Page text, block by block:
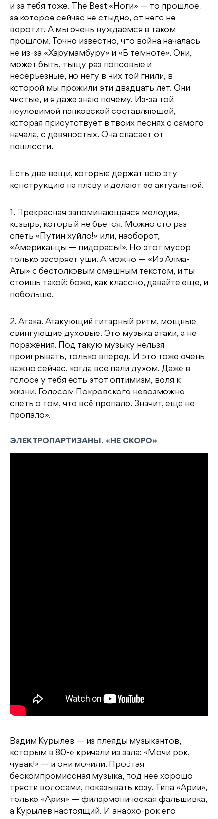
и за тебя тоже. The Best «Ноги» — то прошлое,
за которое сейчас не стыдно, от него не
воротит. А мы очень нуждаемся в таком
прошлом. Точно известно, что война началась
не из-за «Харумамбуру» и «В темноте». Они,
может быть, тыщу раз попсовые и
несерьезные, но нету в них той гнили, в
которой мы прожили эти двадцать лет. Они
чистые, и я даже знаю почему. Из-за той
неуловимой панковской составляющей,
которая присутствует в твоих песнях с самого
начала, с девяностых. Она спасает от
пошлости.
Есть две вещи, которые держат всю эту
конструкцию на плаву и делают ее актуальной.
1. Прекрасная запоминающаяся мелодия,
козырь, который не бьется. Можно сто раз
спеть «Путин хуйло!» или, наоборот,
«Американцы — пидорасы!». Но этот мусор
только засоряет уши. А можно — «Из Алма-
Аты» с бестолковым смешным текстом, и ты
стоишь такой: боже, как классно, давайте еще, и
побольше.
2. Атака. Атакующий гитарный ритм, мощные
свингующие духовые. Это музыка атаки, а не
поражения. Под такую музыку нельзя
проигрывать, только вперед. И это тоже очень
важно сейчас, когда все пали духом. Даже в
голосе у тебя есть этот оптимизм, воля к
жизни. Голосом Покровского невозможно
спеть о том, что всё пропало. Значит, еще не
пропало».
ЭЛЕКТРОПАРТИЗАНЫ. «НЕ СКОРО»
Вадим Курылев — из плеяды музыкантов,
которым в 80-е кричали из зала: «Мочи рок,
чувак!» — и они мочили. Простая
бескомпромиссная музыка, под нее хорошо
трясти волосами, показывать козу. Типа «Арии»,
только «Ария» — филармоническая фальшивка,
а Курылев настоящий. И анархо-рок его